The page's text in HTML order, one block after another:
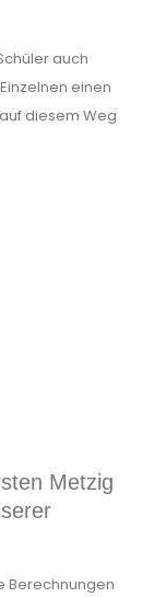
auch
einen
diesem Weg
Metzig
Berechnungen